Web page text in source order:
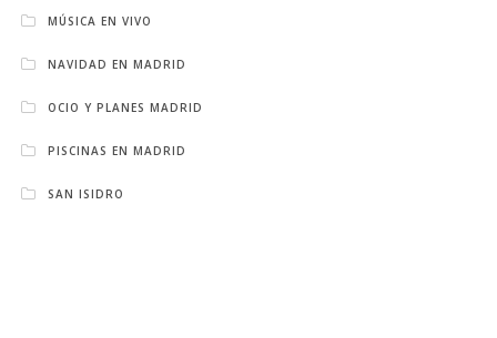
MÚSICA EN VIVO
NAVIDAD EN MADRID
OCIO Y PLANES MADRID
PISCINAS EN MADRID
SAN ISIDRO